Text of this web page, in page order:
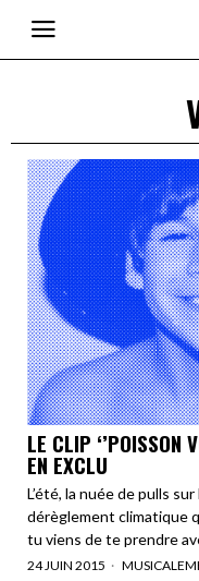
LE CLIP ‘’POISSON
EN EXCLU
L’été, la nuée de pulls
dérèglement climatique
tu viens de te prendre
24 JUIN 2015